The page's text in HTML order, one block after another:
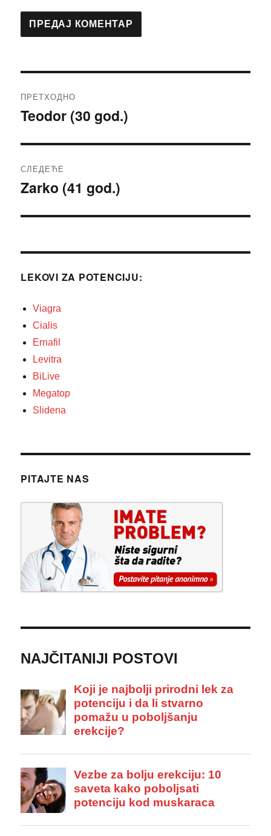
чланка
ПРЕТХОДНО
Претходни
Teodor (30 god.)
СЛЕДЕЋЕ
Следећи
Zarko (41 god.)
LEKOVI ZA POTENCIJU:
Viagra
Cialis
Ernafil
Levitra
BiLive
Megatop
Slidena
PITAJTE NAS
NAJČITANIJI POSTOVI